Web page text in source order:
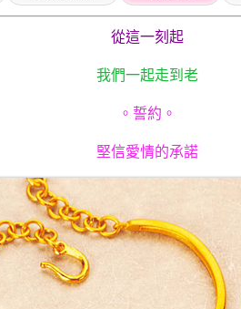
從這一刻起
我們一起走到老
。誓約。
堅信愛情的承諾